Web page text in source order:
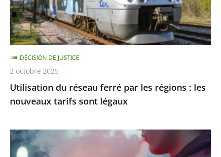
régions
:
les
nouveaux
tarifs
sont
légaux
Utilisation du réseau ferré par les régions : les
nouveaux tarifs sont légaux
DÉCISION DE JUSTICE
2 octobre 2025
Interdiction
de